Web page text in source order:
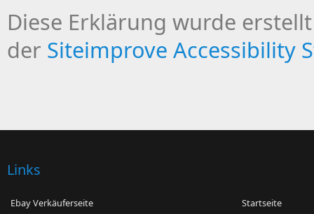
Diese Erklärung wurde
der Siteimprove Accessibility
Links
Ebay Verkäuferseite
Startseite